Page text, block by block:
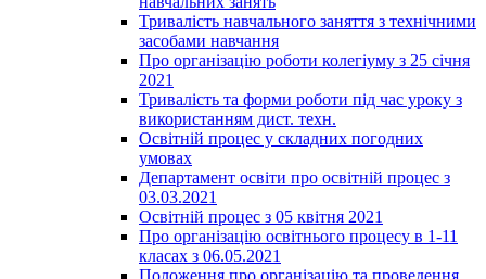
Тривалість навчального заняття з технічними
засобами навчання
Про організацію роботи колегіуму з 25 січня
2021
Тривалість та форми роботи під час уроку з
використанням дист. техн.
Освітній процес у складних погодних
умовах
Департамент освіти про освітній процес з
03.03.2021
Освітній процес з 05 квітня 2021
Про організацію освітнього процесу в 1-11
класах з 06.05.2021